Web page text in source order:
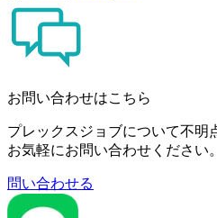
お問い合わせはこちら
プレックスジョブについて不明
お気軽にお問い合わせください。
問い合わせる